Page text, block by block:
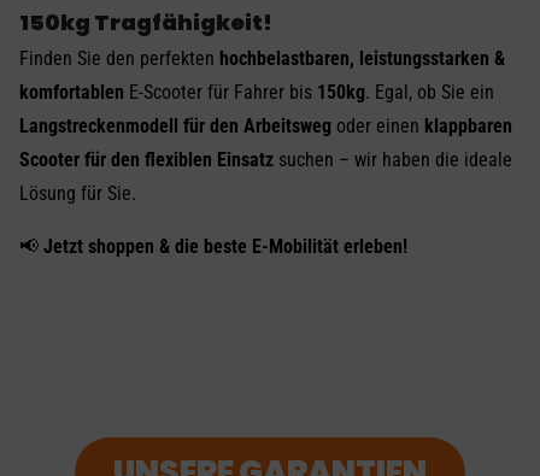
150kg Tragfähigkeit!
Finden Sie den perfekten hochbelastbaren, leistungsstarken &
komfortablen E-Scooter für Fahrer bis 150kg. Egal, ob Sie ein
Langstreckenmodell für den Arbeitsweg oder einen klappbaren
Scooter für den flexiblen Einsatz suchen – wir haben die ideale
Lösung für Sie.
📢 Jetzt shoppen & die beste E-Mobilität erleben!